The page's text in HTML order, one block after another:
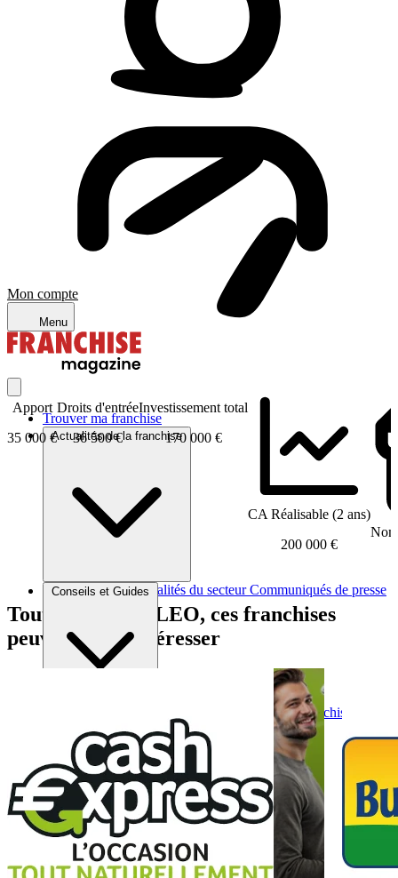
Mon compte
Menu
Trouver ma franchise
Actualités de la franchise
Brèves et actus Actualités du secteur Communiqués de presse
Conseils et Guides
Devenir franchiseur
Apport
35 000 €
Droits d'entrée
36 500 €
Investissement total
170 000 €
CA Réalisable (2 ans)
200 000 €
Tout comme BALEO, ces franchises
peuvent vous intéresser